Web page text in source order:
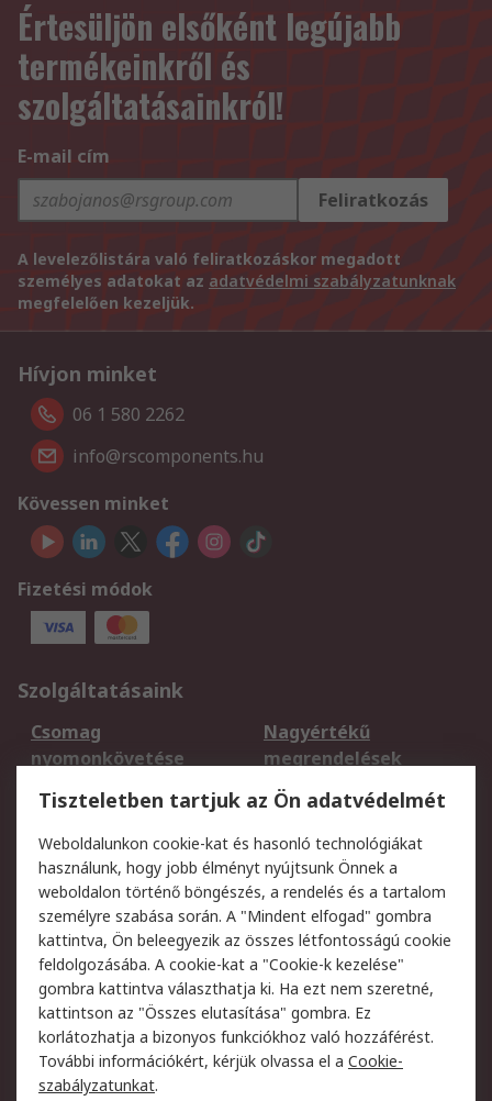
Értesüljön elsőként legújabb
termékeinkről és
szolgáltatásainkról!
E-mail cím
Feliratkozás
A levelezőlistára való feliratkozáskor megadott
személyes adatokat az adatvédelmi szabályzatunknak
megfelelően kezeljük.
Hívjon minket
06 1 580 2262
info@rscomponents.hu
Kövessen minket
Fizetési módok
Szolgáltatásaink
Csomag
nyomonkövetése
Nagyértékű
megrendelések
Regisztráció
Szállítás
Termékvisszaküldés
Szolgáltatások
Jogi
Adatvédelmi
szabályzat
Az RS értékesítési
feltételei
Cookie szabályzat
Email biztonság
Webhelyre vonatkozó
feltételek
Weboldal felhasználói
szabályzata
Tiszteletben tartjuk az Ön adatvédelmét
Weboldalunkon cookie-kat és hasonló technológiákat
használunk, hogy jobb élményt nyújtsunk Önnek a
weboldalon történő böngészés, a rendelés és a tartalom
személyre szabása során. A "Mindent elfogad" gombra
kattintva, Ön beleegyezik az összes létfontosságú cookie
feldolgozásába. A cookie-kat a "Cookie-k kezelése"
gombra kattintva választhatja ki. Ha ezt nem szeretné,
kattintson az "Összes elutasítása" gombra. Ez
korlátozhatja a bizonyos funkciókhoz való hozzáférést.
További információkért, kérjük olvassa el a Cookie-
szabályzatunkat.